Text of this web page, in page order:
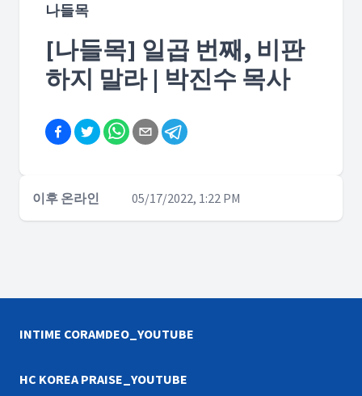
나들목
[나들목] 일곱 번째, 비판
하지 말라 | 박진수 목사
이후 온라인 05/17/2022, 1:22 PM
INTIME CORAMDEO_YOUTUBE
HC KOREA PRAISE_YOUTUBE